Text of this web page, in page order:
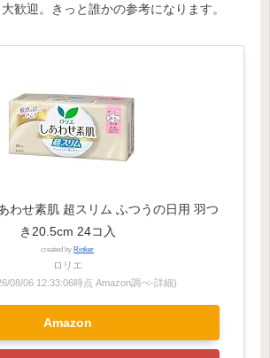
歓迎。きっと誰かの参考になります。
わせ素肌 超スリム ふつうの日用 羽つ
き20.5cm 24コ入
created by Rinker
ロリエ
08/06 12:33:06時点 Amazon調べ-詳細)
Amazon